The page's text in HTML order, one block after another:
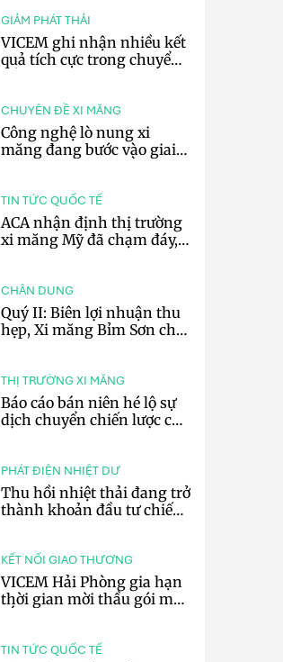
GIẢM PHÁT THẢI
VICEM ghi nhận nhiều kết
quả tích cực trong chuyển
CHUYÊN ĐỀ XI MĂNG
Công nghệ lò nung xi
măng đang bước vào giai
TIN TỨC QUỐC TẾ
ACA nhận định thị trường
xi măng Mỹ đã chạm đáy,
CHÂN DUNG
Quý II: Biên lợi nhuận thu
hẹp, Xi măng Bỉm Sơn chỉ
THỊ TRƯỜNG XI MĂNG
Báo cáo bán niên hé lộ sự
dịch chuyển chiến lược của
PHÁT ĐIỆN NHIỆT DƯ
Thu hồi nhiệt thải đang trở
thành khoản đầu tư chiến
KẾT NỐI GIAO THƯƠNG
VICEM Hải Phòng gia hạn
thời gian mời thầu gói mua
TIN TỨC QUỐC TẾ